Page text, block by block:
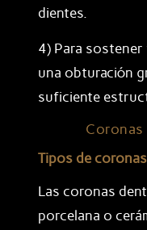
dientes.
4) Para
una obturación
suficiente
Coronas
Tipos de
Las coronas
porcelana o